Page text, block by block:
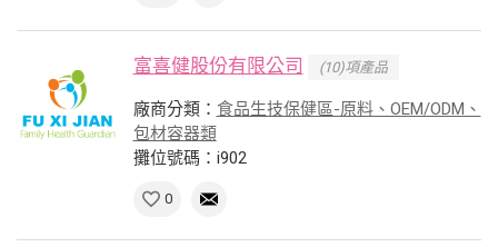
富喜健股份有限公司 (10)項產品
廠商分類： 食品生技保健區-原料、OEM/ODM、
包材容器類
攤位號碼：i902
0